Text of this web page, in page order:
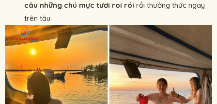
câu những chú mực tươi roi rói rồi thưởng thức ngay
trên tàu.